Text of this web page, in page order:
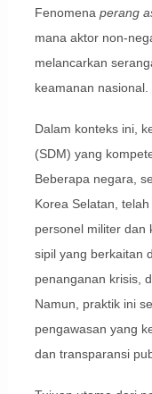
Fenomena perang
mana aktor non-
melancarkan
keamanan nasional.
Dalam konteks ini,
(SDM) yang
Beberapa negara,
Korea Selatan,
personel militer dan
sipil yang berkaitan
penanganan krisis,
Namun, praktik ini
pengawasan yang
dan transparansi